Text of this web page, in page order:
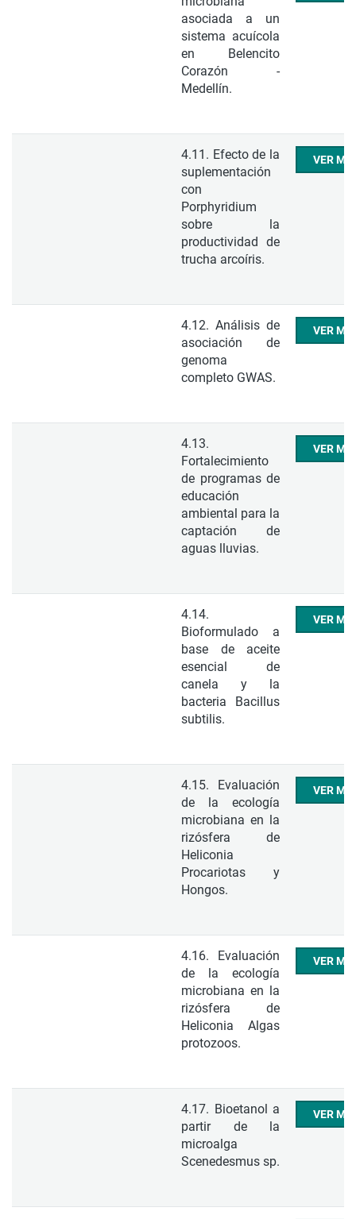
asociada a un
sistema acuícola
en Belencito
Corazón -
Medellín.
4.11. Efecto de la
suplementación
con
Porphyridium
sobre la
productividad de
trucha arcoíris.
VER
4.12. Análisis de
asociación de
genoma
completo GWAS.
VER
4.13.
Fortalecimiento
de programas de
educación
ambiental para la
captación de
aguas lluvias.
VER
4.14.
Bioformulado a
base de aceite
esencial de
canela y la
bacteria Bacillus
subtilis.
VER
4.15. Evaluación
de la ecología
microbiana en la
rizósfera de
Heliconia
Procariotas y
Hongos.
VER
4.16. Evaluación
de la ecología
microbiana en la
rizósfera de
Heliconia Algas
protozoos.
VER
4.17. Bioetanol a
partir de la
microalga
Scenedesmus sp.
VER